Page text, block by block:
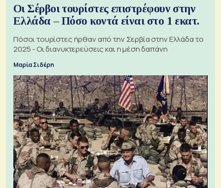
Οι Σέρβοι τουρίστες επιστρέφουν στην
Ελλάδα – Πόσο κοντά είναι στο 1 εκατ.
Πόσοι τουρίστες ήρθαν από την Σερβία στην Ελλάδα το
2025 - Οι διανυκτερεύσεις και η μέση δαπάνη
Μαρία Σιδέρη